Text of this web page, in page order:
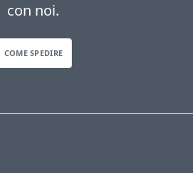
con noi.
COME SPEDIRE